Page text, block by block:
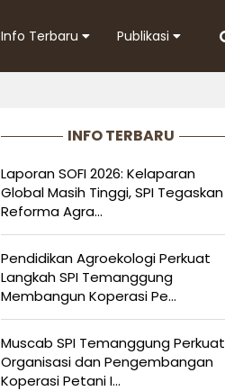
Info Terbaru Publikasi
INFO TERBARU
Laporan SOFI 2026: Kelaparan
Global Masih Tinggi, SPI Tegaskan
Reforma Agra...
Pendidikan Agroekologi Perkuat
Langkah SPI Temanggung
Membangun Koperasi Pe...
Muscab SPI Temanggung Perkuat
Organisasi dan Pengembangan
Koperasi Petani I...